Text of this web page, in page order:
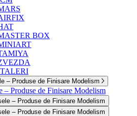
BOX
– Produse de Finisare Modelism
– Produse de Finisare Modelism
– Produse de Finisare Modelism
– Produse de Finisare Modelism